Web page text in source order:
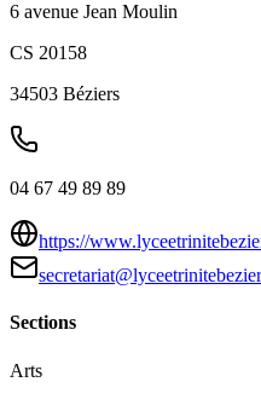
6 avenue Jean Moulin
CS 20158
34503 Béziers
04 67 49 89 89
https://
Sections
Arts